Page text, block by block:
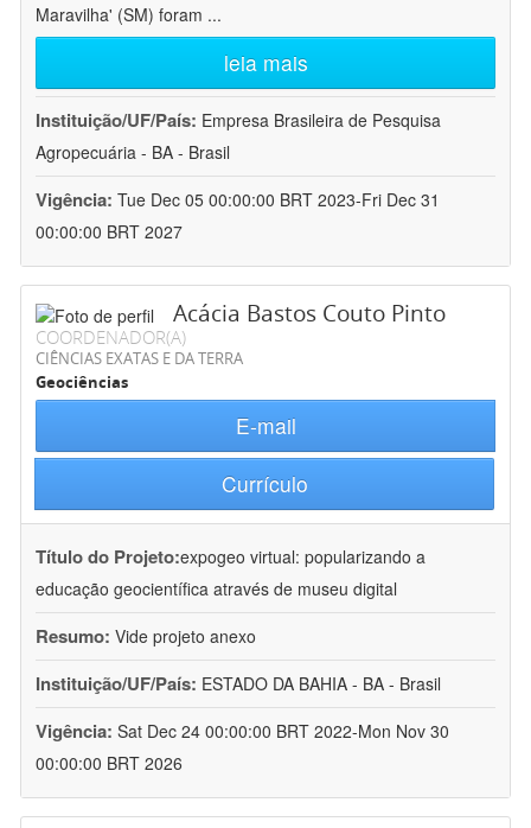
Maravilha' (SM) foram ...
leia mais
Instituição/UF/País: Empresa Brasileira de Pesquisa
Agropecuária - BA - Brasil
Vigência: Tue Dec 05 00:00:00 BRT 2023-Fri Dec 31
00:00:00 BRT 2027
Acácia Bastos Couto Pinto
COORDENADOR(A)
CIÊNCIAS EXATAS E DA TERRA
Geociências
E-mail
Currículo
Título do Projeto:expogeo virtual: popularizando a
educação geocientífica através de museu digital
Resumo: Vide projeto anexo
Instituição/UF/País: ESTADO DA BAHIA - BA - Brasil
Vigência: Sat Dec 24 00:00:00 BRT 2022-Mon Nov 30
00:00:00 BRT 2026